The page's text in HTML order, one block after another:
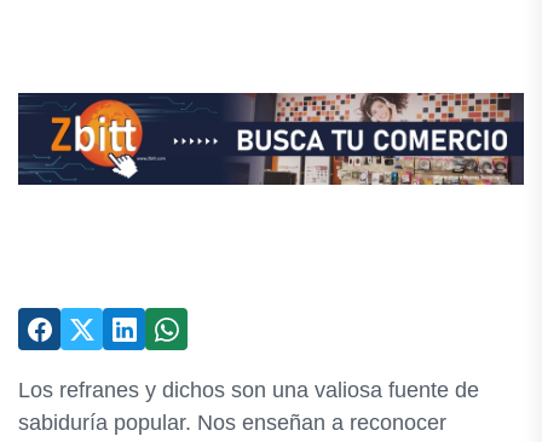
Los refranes y dichos son una valiosa fuente de
sabiduría popular. Nos enseñan a reconocer